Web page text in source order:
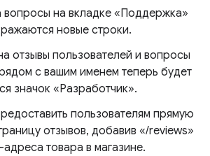
вопросы на вкладке «Поддержка»
новые строки.
отзывы пользователей и вопросы
с вашим именем теперь будет
значок «Разработчик».
пользователям прямую
отзывов, добавив «/reviews»
адреса товара в магазине.